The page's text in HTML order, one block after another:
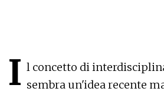
I l concetto di
sembra un'idea recente